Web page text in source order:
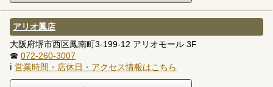
アリオ鳳店
大阪府堺市西区鳳南町3-199-12 アリオモール 3F
☎ 072-260-3007
ℹ 営業時間・店休日・アクセス情報はこちら